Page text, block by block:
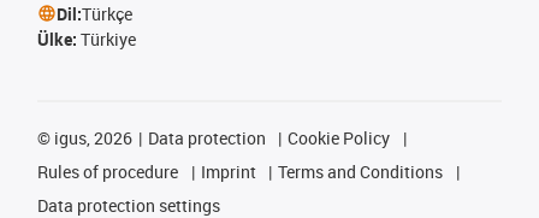
Dil:Türkçe
Ülke: Türkiye
© igus, 2026 Data protection
Cookie Policy
Rules of procedure
Imprint
Terms and Conditions
Data protection settings